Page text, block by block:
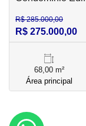
R$ 285.000,00
R$ 275.000,00
68,00 m²
Área principal